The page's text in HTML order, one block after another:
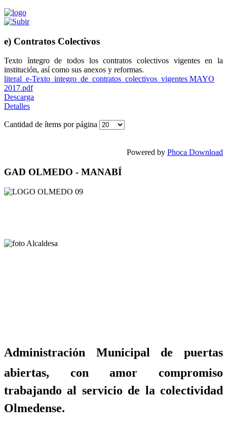
e) Contratos Colectivos
Texto íntegro de todos los contratos colectivos vigentes en la
institución, así como sus anexos y reformas.
literal_e-Texto_integro_de_contratos_colectivos_vigentes MAYO
2017.pdf
Descarga
Detalles
Cantidad de ítems por página
Powered by Phoca Download
GAD OLMEDO - MANABÍ
Administración Municipal de puertas
abiertas, con amor compromiso
trabajando al servicio de la colectividad
Olmedense.